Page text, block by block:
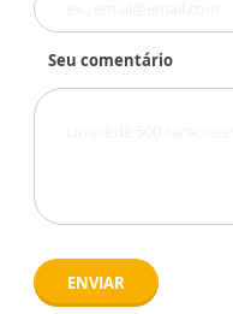
Seu comentário
ENVIAR